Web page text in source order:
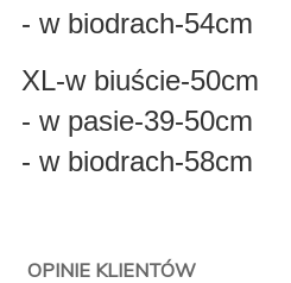
- w biodrach-54cm
XL-w biuście-50cm
- w pasie-39-50cm
- w biodrach-58cm
OPINIE KLIENTÓW